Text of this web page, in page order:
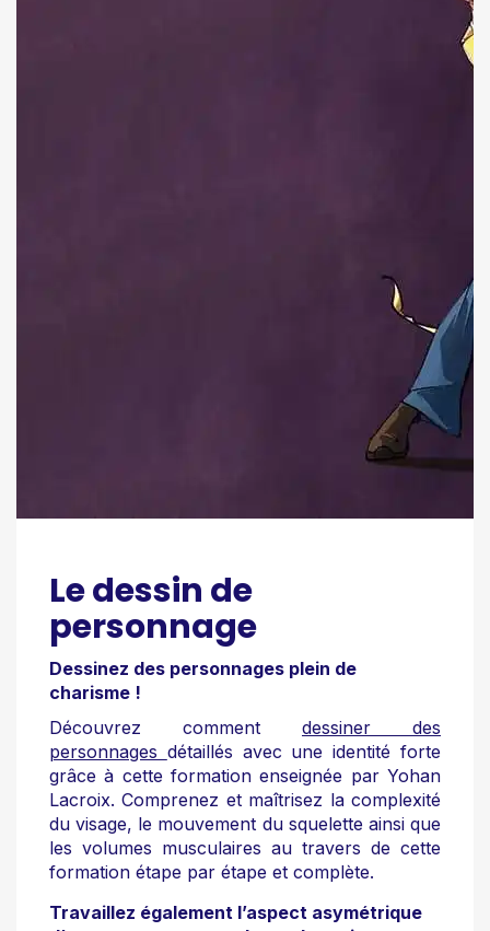
Le dessin de
personnage
Dessinez des personnages plein de
charisme !
Découvrez comment dessiner des
personnages détaillés avec une identité forte
grâce à cette formation enseignée par Yohan
Lacroix. Comprenez et maîtrisez la complexité
du visage, le mouvement du squelette ainsi que
les volumes musculaires au travers de cette
formation étape par étape et complète.
Travaillez également l’aspect asymétrique